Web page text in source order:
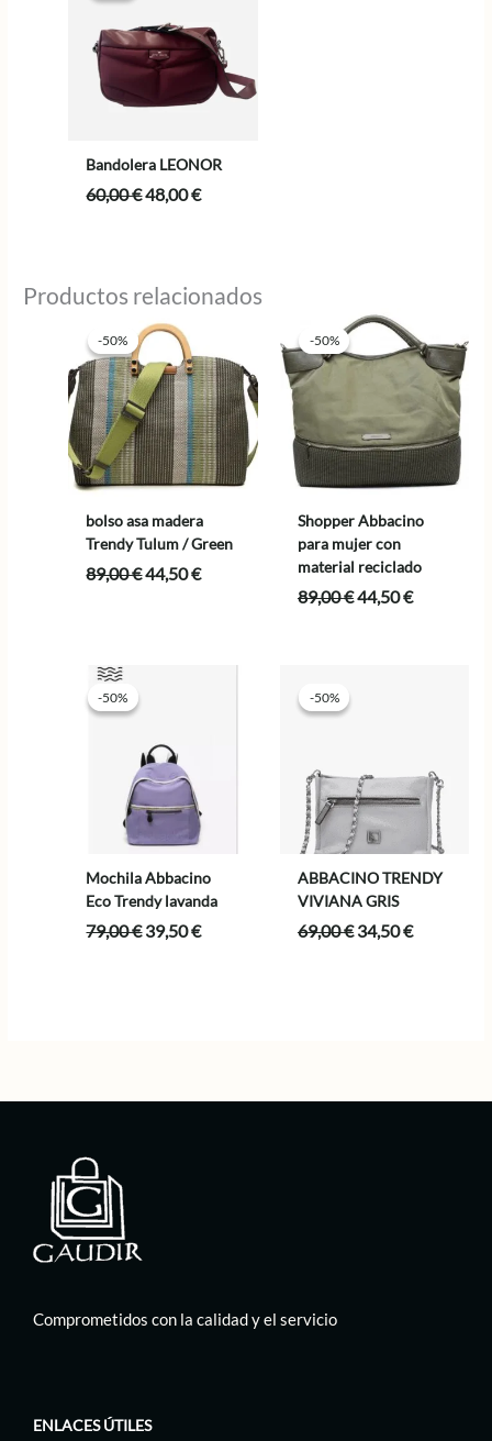
Bandolera LEONOR
60,00€El
48,00€El
Productos relacionados
-50%
-50%
bolso asa madera
Trendy Tulum / Green
89,00€El
44,50€El
44,50 €.
-50%
-50%
Shopper Abbacino
para mujer con
material reciclado
89,00€El
44,50€El
-50%
-50%
Mochila Abbacino
Eco Trendy lavanda
79,00€El
39,50€El
-50%
-50%
ABBACINO TRENDY
VIVIANA GRIS
69,00€ El
34,50€El
Comprometidos con la calidad y el servicio
ENLACES ÚTILES